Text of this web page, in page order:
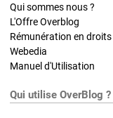
Qui sommes nous ?
L'Offre Overblog
Rémunération en
Webedia
Manuel d'Utilisation
Qui utilise OverBlog ?